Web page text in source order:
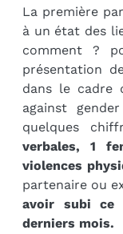
La première
à un état des
comment ?
présentation
dans le cadre
against
quelques
verbales, 1
violences
partenaire ou
avoir subi ce
derniers mois.